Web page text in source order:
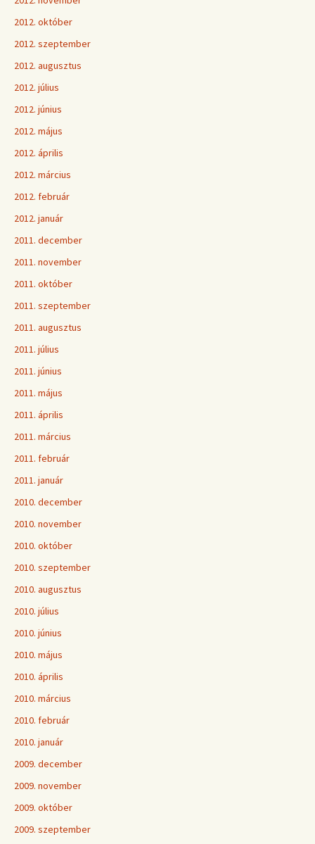
2012. október
2012. szeptember
2012. augusztus
2012. július
2012. június
2012. május
2012. április
2012. március
2012. február
2012. január
2011. december
2011. november
2011. október
2011. szeptember
2011. augusztus
2011. július
2011. június
2011. május
2011. április
2011. március
2011. február
2011. január
2010. december
2010. november
2010. október
2010. szeptember
2010. augusztus
2010. július
2010. június
2010. május
2010. április
2010. március
2010. február
2010. január
2009. december
2009. november
2009. október
2009. szeptember